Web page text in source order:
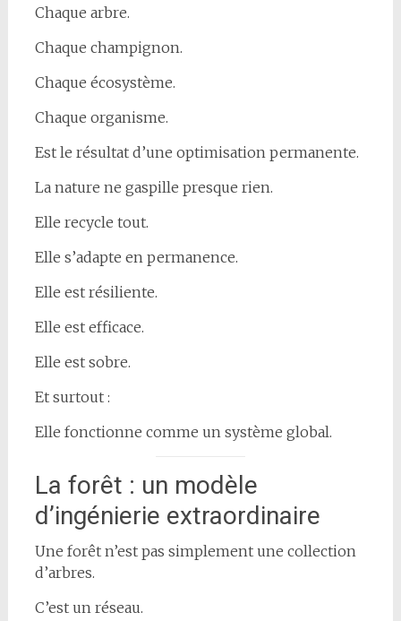
Chaque arbre.
Chaque champignon.
Chaque écosystème.
Chaque organisme.
Est le résultat d’une optimisation permanente.
La nature ne gaspille presque rien.
Elle recycle tout.
Elle s’adapte en permanence.
Elle est résiliente.
Elle est efficace.
Elle est sobre.
Et surtout :
Elle fonctionne comme un système global.
La forêt : un modèle
d’ingénierie extraordinaire
Une forêt n’est pas simplement une collection
d’arbres.
C’est un réseau.